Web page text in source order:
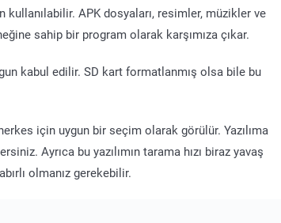
APK dosyaları, resimler, müzikler ve
sahip bir program olarak karşımıza çıkar.
kabul edilir. SD kart formatlanmış olsa bile bu
için uygun bir seçim olarak görülür. Yazılıma
Ayrıca bu yazılımın tarama hızı biraz yavaş
olmanız gerekebilir.